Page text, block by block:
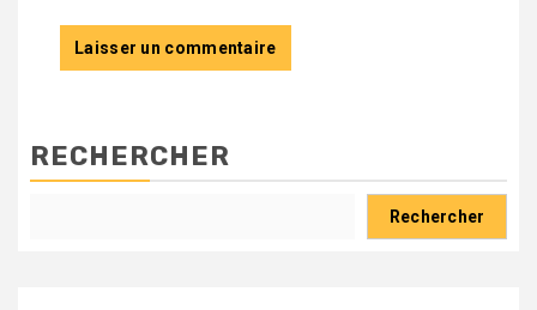
RECHERCHER
Rechercher